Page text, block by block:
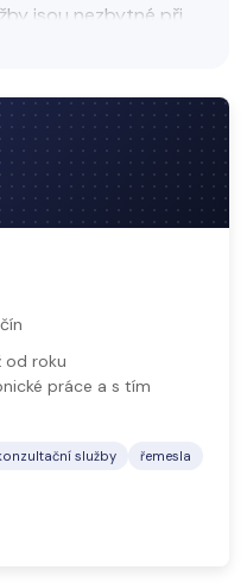
jsou nezbytné při
či přepravě
a efektivní
podle platných
od roku
práce a s tím
služby
řemesla